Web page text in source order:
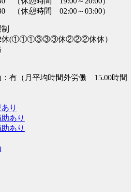
（休憩時間 02:00～03:00）
2休(①①①③③③休②②②休休）
有（月平均時間外労働 15.00時間
り
あり
あり